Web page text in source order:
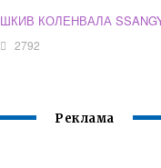
ШКИВ КОЛЕНВАЛА
2792
Реклама